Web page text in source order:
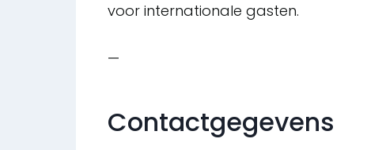
voor internationale gasten.
—
Contactgegevens